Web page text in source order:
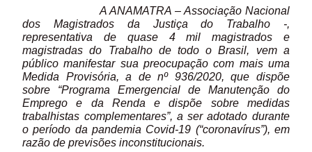
A ANAMATRA – Associação Nacional
dos Magistrados da Justiça do Trabalho -,
representativa de quase 4 mil magistrados e
magistradas do Trabalho de todo o Brasil, vem a
público manifestar sua preocupação com mais uma
Medida Provisória, a de nº 936/2020, que dispõe
sobre “Programa Emergencial de Manutenção do
Emprego e da Renda e dispõe sobre medidas
trabalhistas complementares”, a ser adotado durante
o período da pandemia Covid-19 (“coronavírus”), em
razão de previsões inconstitucionais.